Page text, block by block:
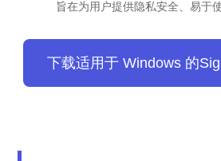
旨在为用户提供隐私安全、易于
下载适用于 Windows 的